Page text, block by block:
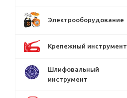
Электрооборудование
Крепежный инструмент
Шлифовальный
инструмент